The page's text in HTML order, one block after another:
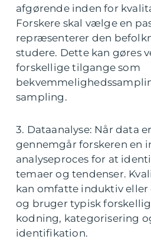
afgørende inden for
Forskere skal vælge en
repræsenterer den
studere. Dette kan gøres
forskellige tilgange som
sampling.
3. Dataanalyse: Når data
gennemgår forskeren en
analyseproces for at
temaer og tendenser.
kan omfatte induktiv
og bruger typisk
kodning, kategorisering
identifikation.